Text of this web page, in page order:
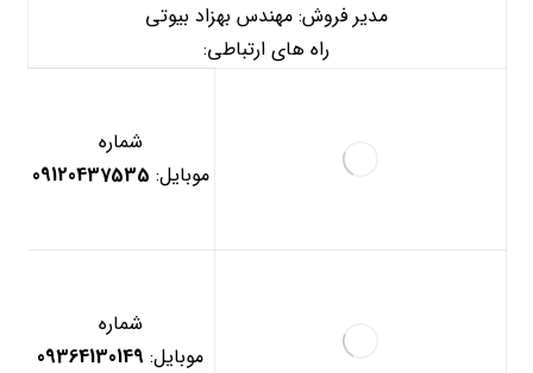
مدیر فروش: مهندس بهزاد بیوتی
راه های ارتباطی:
شماره
موبایل: 09120437535
شماره
موبایل: 09364130149